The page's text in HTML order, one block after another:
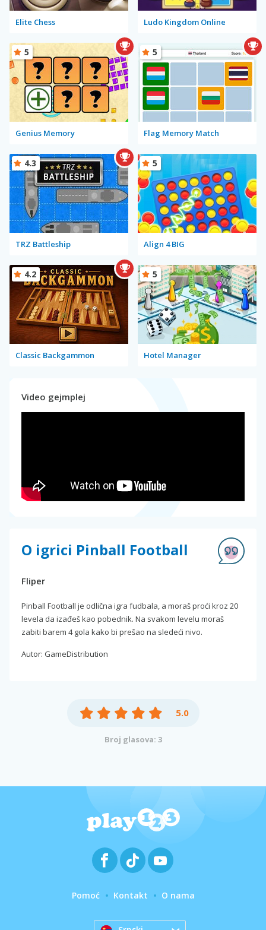
Elite Chess Ludo Kingdom Online
Genius Memory
5
Flag Memory Match
5
TRZ Battleship
4.3
Align 4 BIG
5
Classic Backgammon
4.2
Hotel Manager
5
Video gejmplej
O igrici Pinball Football
Fliper
Pinball Football je odlična igra fudbala, a moraš proći kroz 20
levela da izađeš kao pobednik. Na svakom levelu moraš
zabiti barem 4 gola kako bi prešao na sledeći nivo.
Autor: GameDistribution
5.0
Broj glasova: 3
Pomoć Kontakt O nama